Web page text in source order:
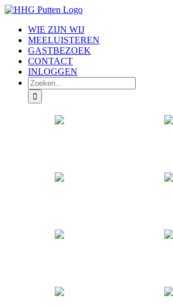
Ga
inhoudWIE ZIJN WIJ
MEELUISTEREN
GASTBEZOEK
CONTACT
INLOGGEN
Zoeken
naar: